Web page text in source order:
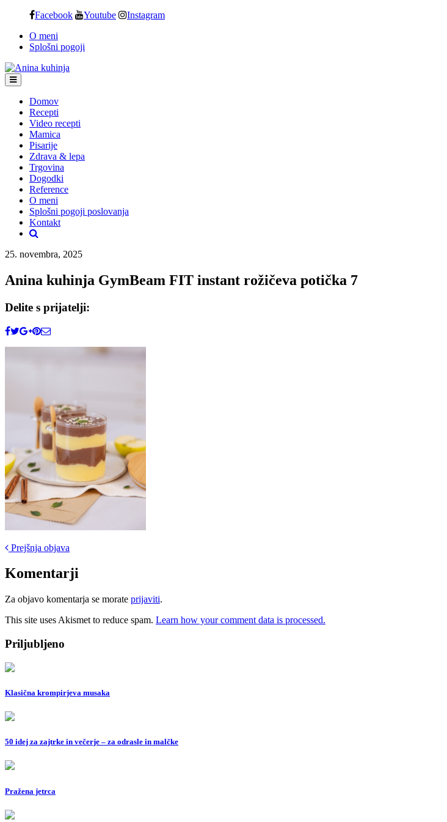
content
Facebook Youtube Instagram
O meni
Splošni pogoji
Domov
Recepti
Video recepti
Mamica
Pisarije
Zdrava & lepa
Trgovina
Dogodki
Reference
O meni
Splošni pogoji poslovanja
Kontakt
25. novembra, 2025
Anina kuhinja GymBeam FIT instant rožičeva potička 7
Delite s prijatelji:
Post
navigation
Prejšnja objava
Komentarji
Za objavo komentarja se morate prijaviti.
This site uses Akismet to reduce spam. Learn how your comment data is processed.
Priljubljeno
Klasična krompirjeva musaka
50 idej za zajtrke in večerje – za odrasle in malčke
Pražena jetrca